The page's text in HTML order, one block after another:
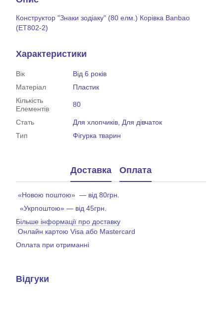
Конструктор "Знаки зодіаку" (80 елм.) Корівка Banbao
(ET802-2)
Характеристики
Вік
Від 6 років
Матеріал
Пластик
Кількість
Елементів
80
Стать
Для хлопчиків, Для дівчаток
Тип
Фігурка тварин
Доставка Оплата
«Новою поштою» — від 80грн.
«Укрпоштою» — від 45грн.
Більше інформації про доставку
Онлайн картою Visa або Mastercard
Оплата при отриманні
Відгуки